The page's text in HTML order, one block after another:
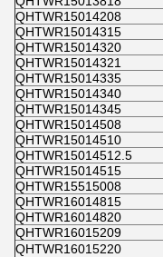
QHTWR15014208
QHTWR15014315
QHTWR15014320
QHTWR15014321
QHTWR15014335
QHTWR15014340
QHTWR15014345
QHTWR15014508
QHTWR15014510
QHTWR15014512.5
QHTWR15014515
QHTWR15515008
QHTWR16014815
QHTWR16014820
QHTWR16015209
QHTWR16015220